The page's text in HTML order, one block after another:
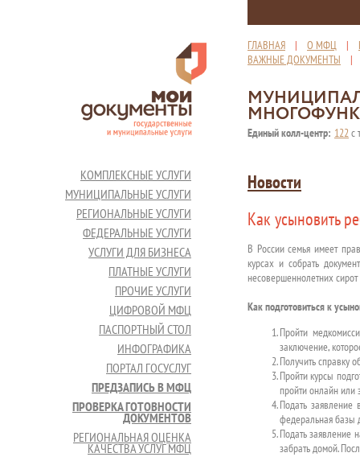
ГЛАВНАЯ | О МФЦ |
ВАЖНЫЕ ДОКУМЕНТЫ
Единый колл-центр: 122с
КОМПЛЕКСНЫЕ УСЛУГИ
МУНИЦИПАЛЬНЫЕ УСЛУГИ
РЕГИОНАЛЬНЫЕ УСЛУГИ
ФЕДЕРАЛЬНЫЕ УСЛУГИ
УСЛУГИ ДЛЯ БИЗНЕСА
ПЛАТНЫЕ УСЛУГИ
ПРОЧИЕ УСЛУГИ
ЦИФРОВОЙ МФЦ
ПАСПОРТНЫЙ СТОЛ
ИНФОГРАФИКА
ПОРТАЛ ГОСУСЛУГ
ПРЕДЗАПИСЬ В МФЦ
ПРОВЕРКА ГОТОВНОСТИ
ДОКУМЕНТОВ
РЕГИОНАЛЬНАЯ ОЦЕНКА
КАЧЕСТВА УСЛУГ МФЦ
Новости
Как усыновить
В России семья имеет
курсах и собрать
несовершеннолетних
Как подготовиться к
Пройти
заключение,
Получить справку
Пройти курсы
пройти онлайн или
Подать заявление
федеральная базы
Подать заявление
забрать домой.